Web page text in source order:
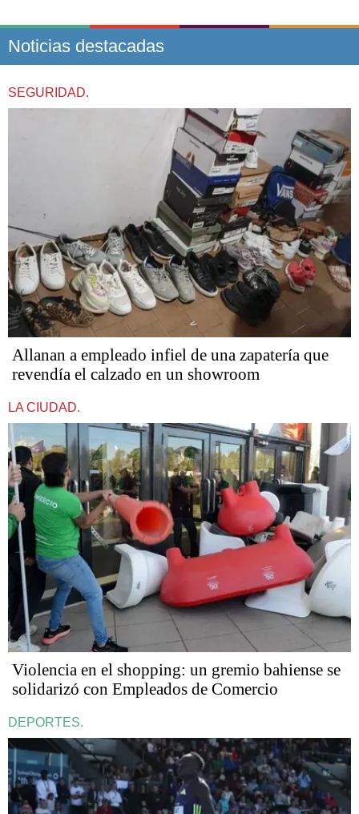
Noticias destacadas
SEGURIDAD.
Allanan a empleado infiel de una zapatería que
revendía el calzado en un showroom
LA CIUDAD.
Violencia en el shopping: un gremio bahiense se
solidarizó con Empleados de Comercio
DEPORTES.